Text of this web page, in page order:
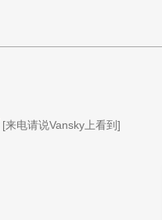
[来电请说Vansky上看到]